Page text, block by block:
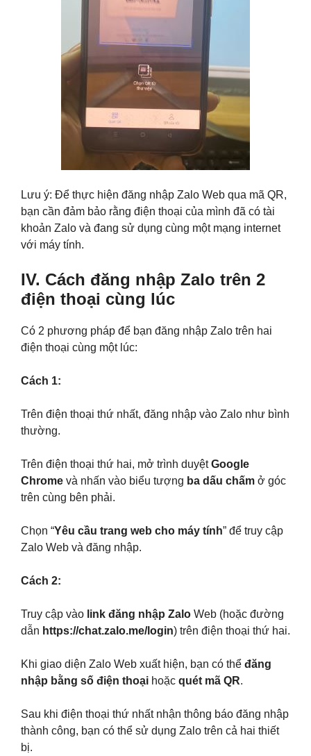
Lưu ý: Để thực hiện đăng nhập Zalo Web qua mã QR,
bạn cần đảm bảo rằng điện thoại của mình đã có tài
khoản Zalo và đang sử dụng cùng một mạng internet
với máy tính.
IV. Cách đăng nhập Zalo trên 2
điện thoại cùng lúc
Có 2 phương pháp để bạn đăng nhập Zalo trên hai
điện thoại cùng một lúc:
Cách 1:
Trên điện thoại thứ nhất, đăng nhập vào Zalo như bình
thường.
Trên điện thoại thứ hai, mở trình duyệtGoogle
Chrome và nhấn vào biểu tượng ba dấu chấm ở góc
trên cùng bên phải.
Chọn “Yêu cầu trang web cho máy tính” để truy cập
Zalo Web và đăng nhập.
Cách 2:
Truy cập vào link đăng nhập Zalo Web (hoặc đường
dẫn https://chat.zalo.me/login) trên điện thoại thứ hai.
Khi giao diện Zalo Web xuất hiện, bạn có thể đăng
nhập bằng số điện thoại hoặc quét mã QR.
Sau khi điện thoại thứ nhất nhận thông báo đăng nhập
thành công, bạn có thể sử dụng Zalo trên cả hai thiết
bị.